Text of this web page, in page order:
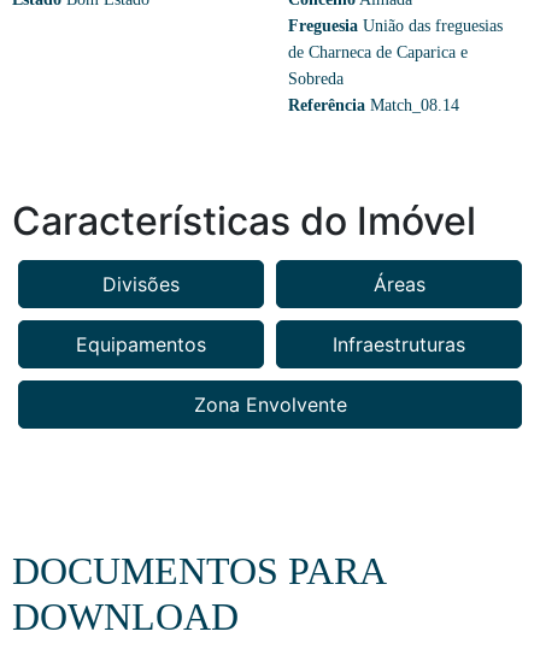
Freguesia União das freguesias
de Charneca de Caparica e
Sobreda
Referência Match_08.14
Características do Imóvel
Divisões Áreas
Equipamentos Infraestruturas
Zona Envolvente
DOCUMENTOS PARA
DOWNLOAD